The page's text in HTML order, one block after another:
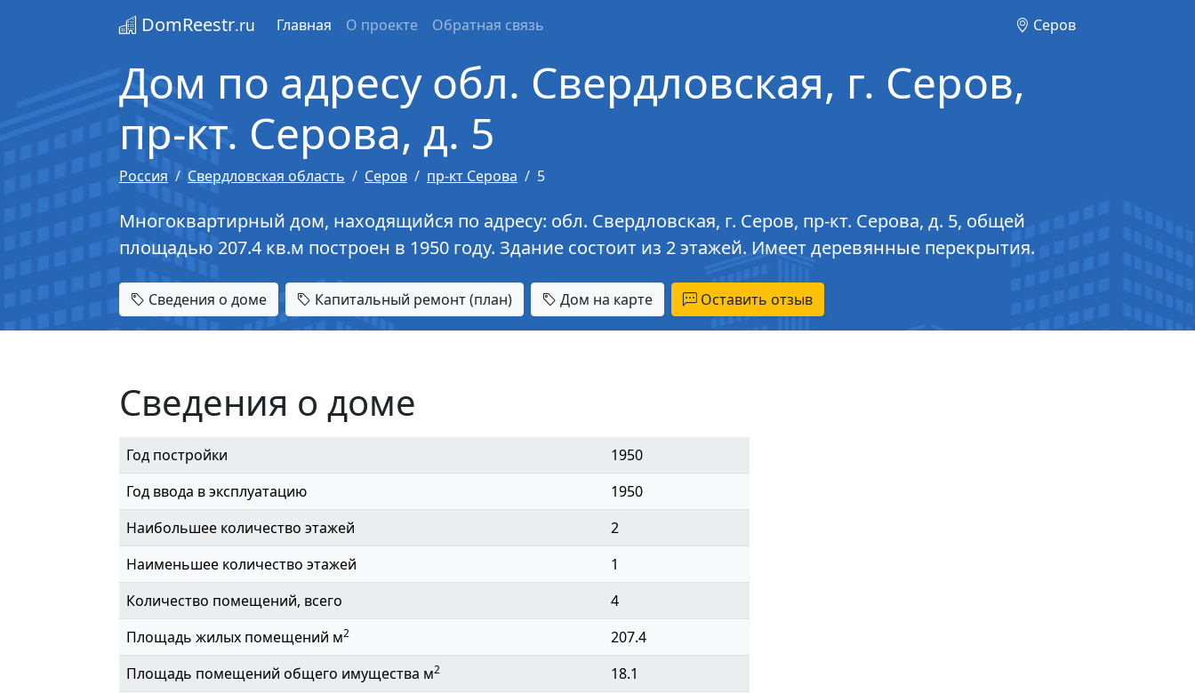
DomReestr.ru Главная О проекте Обратная связь Серов
Дом по адресу обл. Свердловская, г. Серов,
пр-кт. Серова, д. 5
Россия Свердловская область Серов пр-кт Серова 5
Многоквартирный дом, находящийся по адресу: обл. Свердловская, г. Серов, пр-кт. Серова, д. 5, общей
площадью 207.4 кв.м построен в 1950 году. Здание состоит из 2 этажей. Имеет деревянные перекрытия.
Сведения о доме Капитальный ремонт (план) Дом на карте Оставить отзыв
Сведения о доме
Год постройки
1950
Год ввода в эксплуатацию
1950
Наибольшее количество этажей
2
Наименьшее количество этажей
1
Количество помещений, всего
4
Площадь жилых помещений м2
207.4
Площадь помещений общего имущества м2
18.1